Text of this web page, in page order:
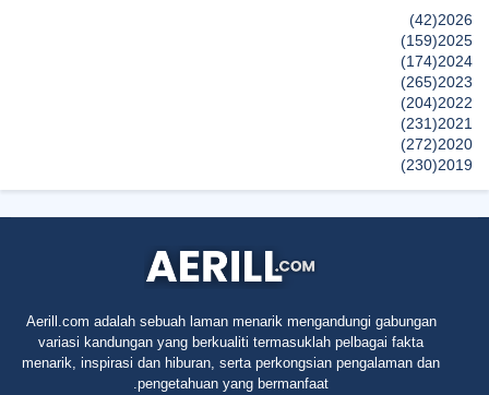
إظهار الكل
2026
(42)
2025
(159)
2024
(174)
2023
(265)
2022
(204)
2021
(231)
2020
(272)
2019
(230)
(45)
Aerill.com adalah sebuah laman menarik mengandungi gabungan
variasi kandungan yang berkualiti termasuklah pelbagai fakta
menarik, inspirasi dan hiburan, serta perkongsian pengalaman dan
pengetahuan yang bermanfaat.